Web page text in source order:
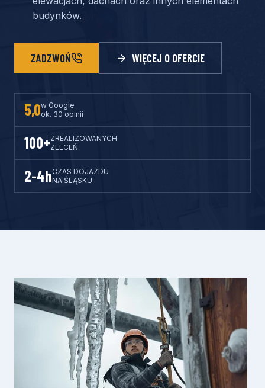
budynków.
ZADZWOŃ WIĘCEJ O OFERCIE
5,0w Google
ok. 30 opinii
100+ZREALIZOWANYCH
ZLECEŃ
2-4hCZAS DOJAZDU
NA ŚLĄSKU